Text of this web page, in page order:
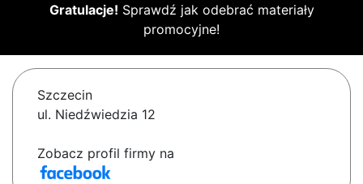
Gratulacje! Sprawdź jak odebrać materiały
promocyjne!
Szczecin
ul. Niedźwiedzia 12
Zobacz profil firmy na